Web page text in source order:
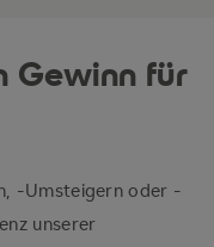
Gewinn für
-Umsteigern oder -
unserer